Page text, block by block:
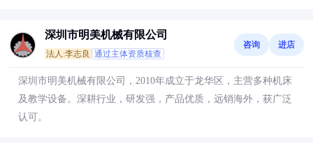
深圳市明美机械有限公司
法人:李志良 通过主体资质核查
咨询 进店
深圳市明美机械有限公司，2010年成立于龙华区，主营多种机床
及教学设备。深耕行业，研发强，产品优质，远销海外，获广泛
认可。